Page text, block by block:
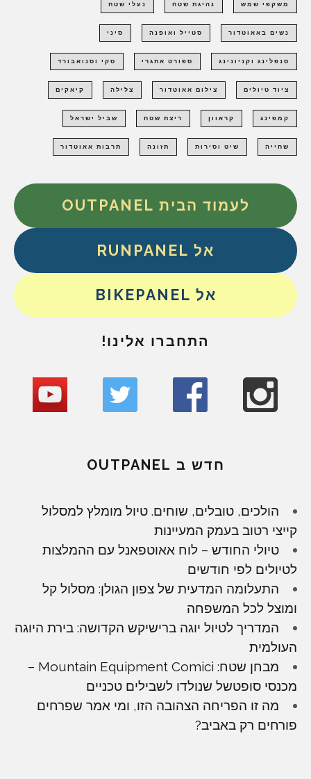
משקפי שמש נהיגת שטח נעלי שטח
נשים באאוטדור סטייל ואופנה סיני
סנפלינג וקניונינג ספורט אתגרי סקי וסנואבורד
ציוד טיולים צילום אאוטדור צלילה קיאקים
קמפינג קראוון ריצת שטח שביל ישראל
שחייה שיט וסירות תזונה תרבות אאוטדור
לעמוד הבית OUTPANEL
אל RUNPANEL
אל BIKEPANEL
התחברו אלינו!
חדש ב OUTPANEL
הולכים, טובלים, שוחים. טיול מומלץ למסלול
קייצי רטוב בעמק המעיינות
טיולי החודש – לוח אאוטפאנל עם ההמלצות
לטיולים לפי חודשים
התעלומה המדעית של צפון הגולן: מסלול קל
ומוצל לכל המשפחה
המדריך לטיול יוגה ברישיקש הקדושה: בירת היוגה
העולמית
מבחן שטח: Mountain Equipment Comici –
מכנסי סופטשל שנולדו לשבילים טכניים
מה זו הפריחה הצהובה הזו, ומי אמר שפרחים
פורחים רק באביב?